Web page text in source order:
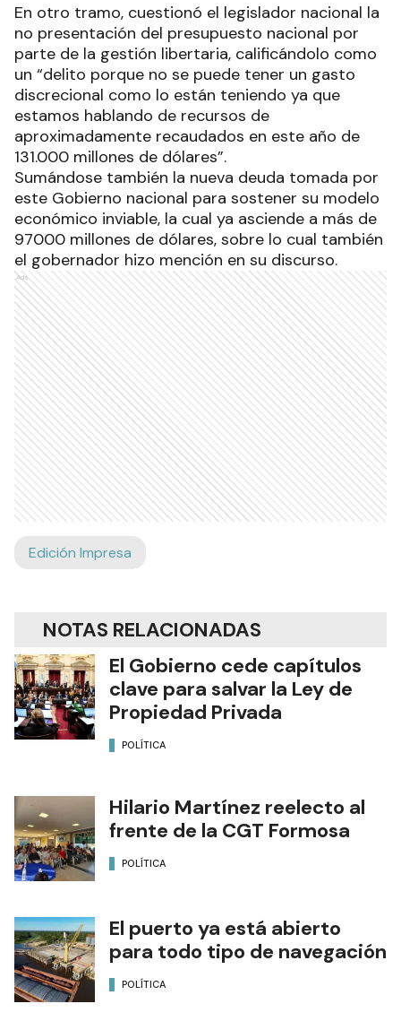
En otro tramo, cuestionó el legislador nacional la
no presentación del presupuesto nacional por
parte de la gestión libertaria, calificándolo como
un “delito porque no se puede tener un gasto
discrecional como lo están teniendo ya que
estamos hablando de recursos de
aproximadamente recaudados en este año de
131.000 millones de dólares”.
Sumándose también la nueva deuda tomada por
este Gobierno nacional para sostener su modelo
económico inviable, la cual ya asciende a más de
97000 millones de dólares, sobre lo cual también
el gobernador hizo mención en su discurso.
Ads
Edición Impresa
NOTAS RELACIONADAS
El Gobierno cede capítulos
clave para salvar la Ley de
Propiedad Privada
POLÍTICA
Hilario Martínez reelecto al
frente de la CGT Formosa
POLÍTICA
El puerto ya está abierto
para todo tipo de navegación
POLÍTICA